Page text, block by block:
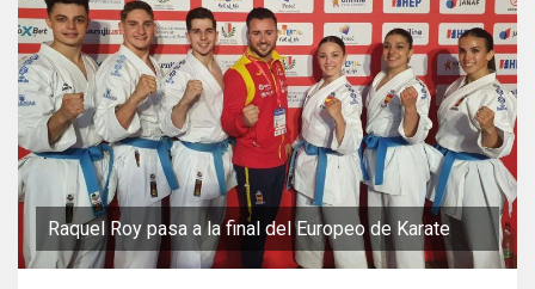
Raquel Roy pasa a la final del Europeo de Karate